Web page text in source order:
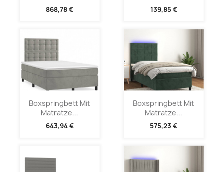
868,78 € 139,85 €
Boxspringbett Mit
Matratze...
643,94 €
Boxspringbett Mit
Matratze...
575,23 €